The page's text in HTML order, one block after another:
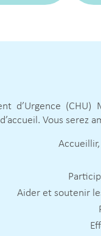
d’Urgence
Vous serez
Aider et soutenir